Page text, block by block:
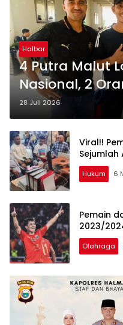
Halbar
4 Putra Malut
Nasional, 2
28 Juli 2026
Viral!!
Sejumlah
Hukum 6
Pemain
2023/
Olahraga